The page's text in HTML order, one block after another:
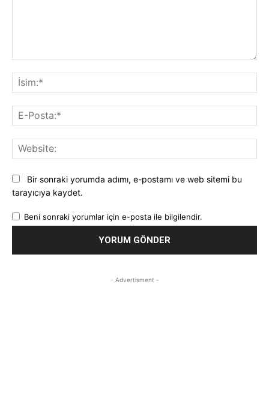
Bir sonraki yorumda adımı, e-postamı ve web sitemi bu
tarayıcıya kaydet.
Beni sonraki yorumlar için e-posta ile bilgilendir.
- Advertisment -